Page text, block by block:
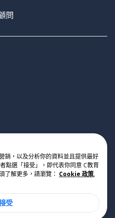
問
樓07室
銷，以及分析你的資料並且提供最好
點選「接受」，即代表你同意 C教育
了解更多，請瀏覽： Cookie 政策,
受